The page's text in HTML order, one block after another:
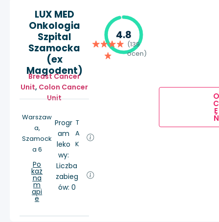
LUX MED
Onkologia
Szpital
Szamocka
(ex
Magodent)
Breast Cancer
Unit, Colon Cancer
Unit
Warszaw
a,
Szamock
a 6
Po
każ
na
m
api
e
Progr
am
leko
wy:
T
A
K
Liczba
zabieg
ów: 0
4.8
(139
ocen)
O
C
E
Ń